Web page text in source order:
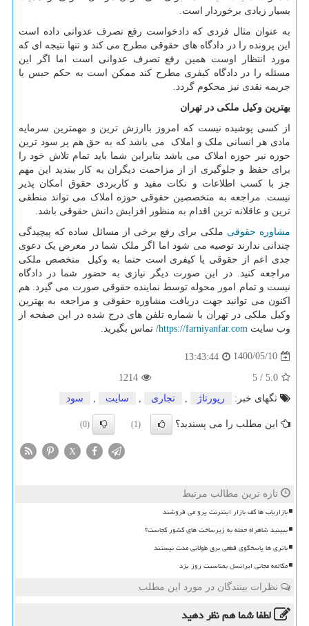
بسیار زیادی برخوردار است.
به عنوان مثال فردی که دادخواست رفع تصرف عدوانی داده است
این پرونده را در دادگاه های حقوقی مطرح می کند و تنها نتیجه ای که
مورد انتظار اوست همین رفع تصرف عدوانی است اما اگر این
مسئله را در دادگاه کیفری مطرح کند ممکن است به حکم حبس یا
جریمه نقدی نیز محکوم گردد.
بهترین وکیل ملکی در تهران
از کسی پوشیده نیست که امروز باارزش ترین و مهمترین سرمایه
مادی هر انسانی ملک و املاک می باشد که به حق هم پر سود ترین
حوزه نیر حوزه املاک می باشد بنابراین شما باید تمام تلاش خود را
برای حفظ و جلوگیری از از مزاحمت دیگران به کار ببندید این مهم
جز با کسب اطلاعات و نکات مفید و کاربردی حقوق امکان پذیر
نیست. مراجعه به متخصصین حقوقی حوزه املاک می تواند منطقی
ترین و عاقلانه ترین اقدام به منظور افزایش دانش حقوقی باشد.
مشاوره حقوقی ملکی برای رفع برخی از مسائل ساده که پیچیدگی
چندانی ندارند توصیه می شود اما اگر ملک شما در معرض یک دعوی
جدی اعم از حقوقی یا کیفری است حتما به وکیل متخصص ملکی
مراجعه کنید. در این صورت دیگر نیازی به حضور شما در دادگاه
نیست و تمام امور محوله توسط نماینده حقوقی صورت می گیرد. هم
اکنون می توانید جهت دریافت مشاوره حقوقی و مراجعه به بهترین
وکیل ملکی در تهران با شماره تلفن های درج شده در این صفحه از
وب سایت https://farniyanfar.com
/ تماس بگیرید.
1400/05/10
13:43:44
5.0
/
5
1214
تگهای خبر:
رپورتاژ تجاری سایت سود
این مطلب را می پسندید؟ (1)
(0)
X
تازه ترین مطالب مرتبط
بازاریاب ها کف بازار اینترنت پرو می فروشند
ببینید شاهراه حمله به زیرساخت های کشور کجاست؟
باتری ها پاسخگوی قطعی برق طولانی مدت نیستند
مکالمه مجانی ایرانسل بمناسبت روز یزد
نظرات بینندگان در مورد این مطلب
لطفا شما همنظر دهید